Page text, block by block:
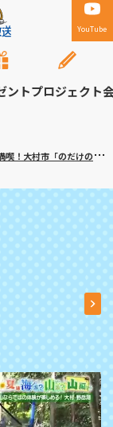
YouTube
ントプロジェクト
村市「のだけの森こうえん」